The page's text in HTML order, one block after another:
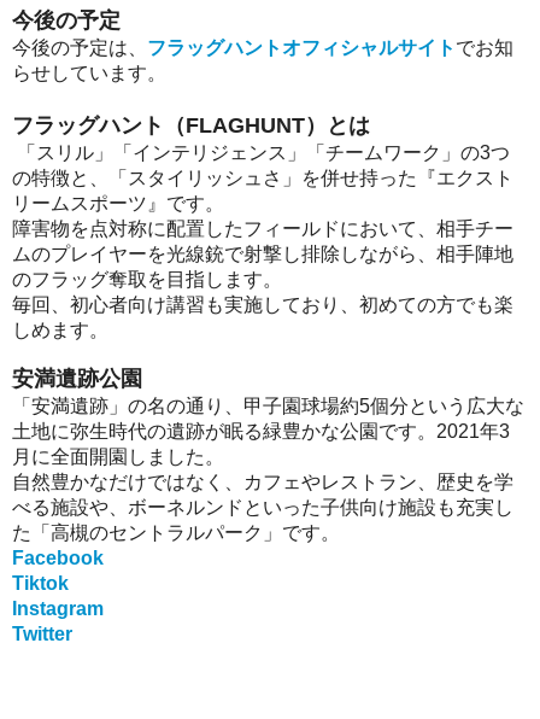
今後の予定
今後の予定は、 フラッグハントオフィシャルサイト でお知
らせしています。
フラッグハント（FLAGHUNT）とは
「スリル」「インテリジェンス」「チームワーク」の3つ
の特徴と、「スタイリッシュさ」を併せ持った『エクスト
リームスポーツ』です。
障害物を点対称に配置したフィールドにおいて、相手チー
ムのプレイヤーを光線銃で射撃し排除しながら、相手陣地
のフラッグ奪取を目指します。
毎回、初心者向け講習も実施しており、初めての方でも楽
しめます。
安満遺跡公園
「安満遺跡」の名の通り、甲子園球場約5個分という広大な
土地に弥生時代の遺跡が眠る緑豊かな公園です。2021年3
月に全面開園しました。
自然豊かなだけではなく、カフェやレストラン、歴史を学
べる施設や、ボーネルンドといった子供向け施設も充実し
た「高槻のセントラルパーク」です。
Facebook
Tiktok
Instagram
Twitter